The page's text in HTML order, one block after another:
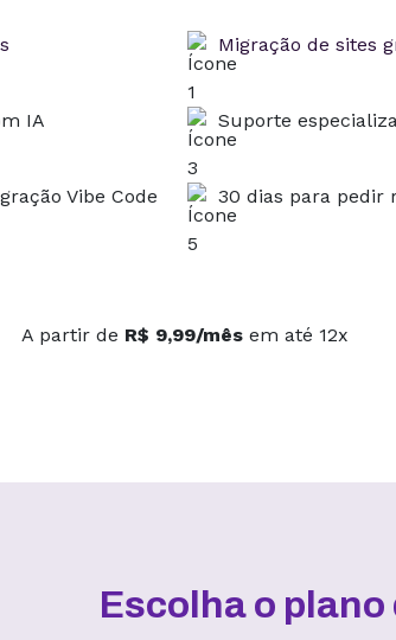
Migração de sites
IA Suporte
Vibe Code 30 dias para pedir
A partir de R$ 9,99/mês em até 12x
Escolha o